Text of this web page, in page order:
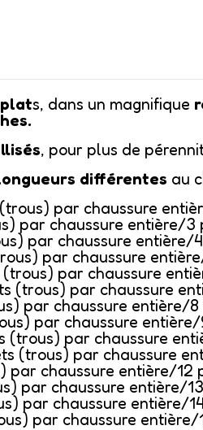
s, dans un magnifique
, pour plus de
différentes au
par chaussure
par chaussure entière/3
par chaussure entière/
par chaussure
(trous) par chaussure
(trous) par chaussure
par chaussure entière/
par chaussure
(trous) par chaussure
(trous) par chaussure
par chaussure entière/12
par chaussure entière/
par chaussure entière/
par chaussure entière/